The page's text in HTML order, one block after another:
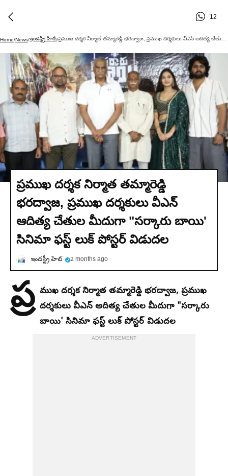
12
Home/News/ఇండస్ట్రీ హిట్/
ప్రముఖ దర్శక నిర్మాత తమ్మారెడ్డి
భరద్వాజ, ప్రముఖ దర్శకులు వీఎన్
ఆదిత్య చేతుల మీదుగా "సర్కారు బాయి'
సినిమా ఫస్ట్ లుక్ పోస్టర్ విడుదల
ఇండస్ట్రీ హిట్ 2 months ago
ప్ర ముఖ దర్శక నిర్మాత తమ్మారెడ్డి భరద్వాజ, ప్రముఖ
దర్శకులు వీఎన్ ఆదిత్య చేతుల మీదుగా "సర్కారు
బాయి' సినిమా ఫస్ట్ లుక్ పోస్టర్ విడుదల
ADVERTISEMENT